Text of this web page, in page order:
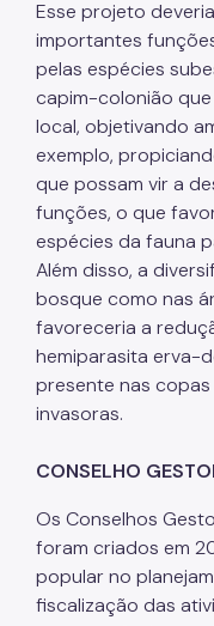
Esse projeto
importantes
pelas espécies
capim-colonião
local, objetivando
exemplo,
que possam vir a
funções, o que
espécies da fauna
Além disso, a
bosque como nas
favoreceria a
hemiparasita erva-
presente nas
invasoras.
CONSELHO
Os Conselhos
foram criados em
popular no
fiscalização das